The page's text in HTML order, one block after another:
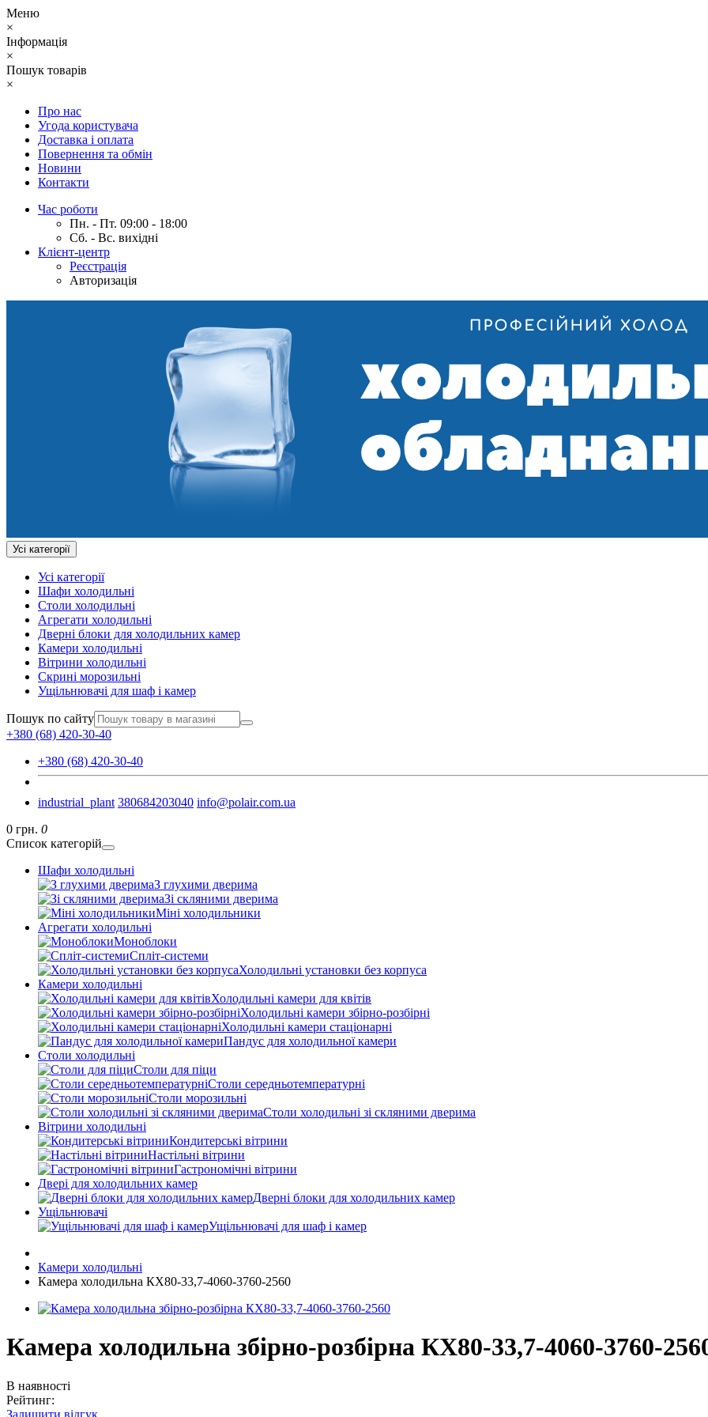
Меню
×
Інформація
×
Пошук товарів
×
Про нас
Угода користувача
Доставка і оплата
Повернення та обмін
Новини
Контакти
Час роботи
Пн. - Пт. 09:00 - 18:00
Сб. - Вс. вихідні
Клієнт-центр
Реєстрація
Авторизація
Усі категорії
Усі категорії
Шафи холодильні
Столи холодильні
Агрегати холодильні
Дверні блоки для холодильних камер
Камери холодильні
Вітрини холодильні
Скрині морозильні
Ущільнювачі для шаф і камер
Пошук по сайту
+380 (68) 420-30-40
+380 (68) 420-30-40
industrial_plant 380684203040 info@polair.com.ua
0 грн. 0
Список категорій
Шафи холодильні
З глухими дверима
Зі скляними дверима
Міні холодильники
Агрегати холодильні
Моноблоки
Спліт-системи
Холодильні установки без корпуса
Камери холодильні
Холодильні камери для квітів
Холодильні камери збірно-розбірні
Холодильні камери стаціонарні
Пандус для холодильної камери
Столи холодильні
Столи для піци
Столи середньотемпературні
Столи морозильні
Столи холодильні зі скляними дверима
Вітрини холодильні
Кондитерські вітрини
Настільні вітрини
Гастрономічні вітрини
Двері для холодильних камер
Дверні блоки для холодильних камер
Ущільнювачі
Ущільнювачі для шаф і камер
Камери холодильні
Камера холодильна КХ80-33,7-4060-3760-2560
Камера холодильна збірно-розбірна КХ80-33,7-4060-3760-
В наявності
Рейтинг:
Залишити відгук